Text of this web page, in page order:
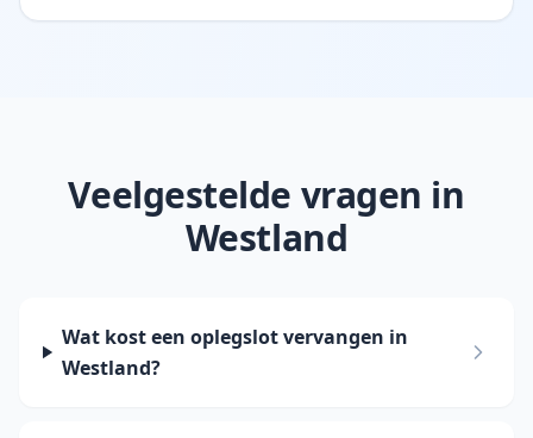
Veelgestelde vragen in
Westland
Wat kost een oplegslot vervangen in
Westland?